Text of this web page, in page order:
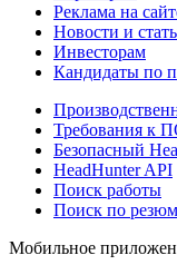
Реклама на
Новости и
Инвесторам
Кандидаты по
Требования к
Безопасный
HeadHunter API
Поиск работы
Поиск по
Мобильное